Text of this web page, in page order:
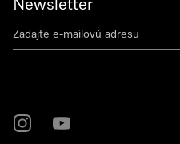
Newsletter